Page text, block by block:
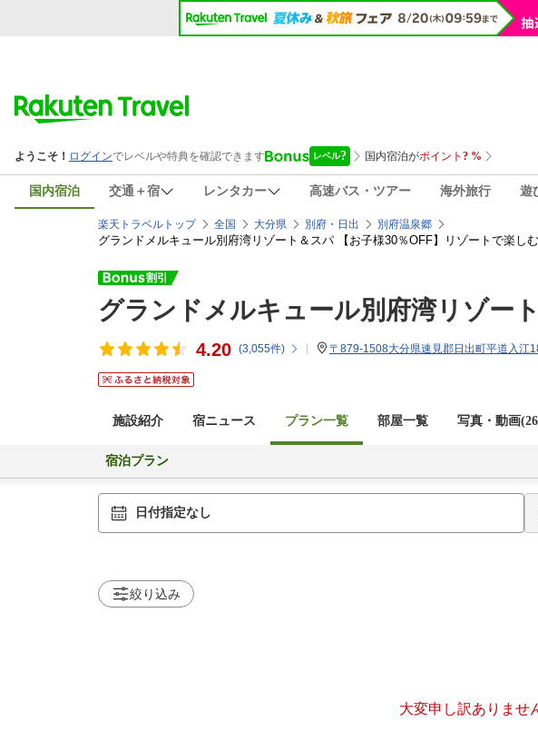
国内宿泊 交通＋宿 レンタカー 高速バス・ツアー 海外旅行 遊
楽天トラベルトップ 全国 大分県 別府・日出 別府温泉郷
グランドメルキュール別府湾リゾート＆スパ 【お子様30％OFF】リゾートで楽し
グランドメルキュール別府湾リゾー
4.20 (3,055件) 〒879-1508大分県速見郡日出町平道入江
施設紹介 宿ニュース プラン一覧 部屋一覧 写真・動画
宿泊プラン
日付指定なし
絞り込み
大変申し訳ありませ